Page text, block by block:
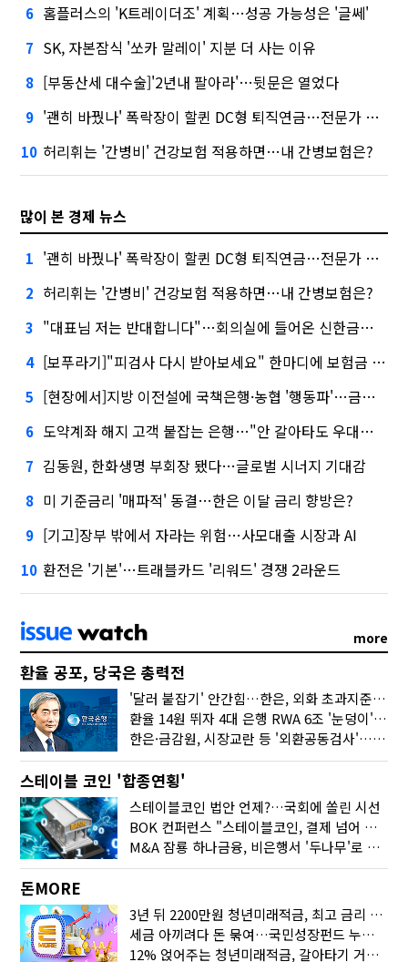
6 홈플러스의 'K트레이더조' 계획…성공 가능성은 '글쎄'
7 SK, 자본잠식 '쏘카 말레이' 지분 더 사는 이유
8 [부동산세 대수술]'2년내 팔아라'…뒷문은 열었다
9 '괜히 바꿨나' 폭락장이 할퀸 DC형 퇴직연금…전문가 조언은
10 허리휘는 '간병비' 건강보험 적용하면…내 간병보험은?
많이 본 경제 뉴스
1 '괜히 바꿨나' 폭락장이 할퀸 DC형 퇴직연금…전문가 조언은
2 허리휘는 '간병비' 건강보험 적용하면…내 간병보험은?
3 "대표님 저는 반대합니다"…회의실에 들어온 신한금융 AI
4 [보푸라기]"피검사 다시 받아보세요" 한마디에 보험금 못 받을 뻔?
5 [현장에서]지방 이전설에 국책은행·농협 '행동파'…금감원 '신중모드'
6 도약계좌 해지 고객 붙잡는 은행…"안 갈아타도 우대금리 드려요"
7 김동원, 한화생명 부회장 됐다…글로벌 시너지 기대감
8 미 기준금리 '매파적' 동결…한은 이달 금리 향방은?
9 [기고]장부 밖에서 자라는 위험…사모대출 시장과 AI
10 환전은 '기본'…트래블카드 '리워드' 경쟁 2라운드
more
환율 공포, 당국은 총력전
'달러 붙잡기' 안간힘…한은, 외화 초과지준에 이자 6개월 더
환율 14원 뛰자 4대 은행 RWA 6조 '눈덩이'…2배 뛴 2분기는?
한은·금감원, 시장교란 등 '외환공동검사'…환율 급등 전방위 대응
스테이블 코인 '합종연횡'
스테이블코인 법안 언제?…국회에 쏠린 시선
BOK 컨퍼런스 "스테이블코인, 결제 넘어 보험 대출 등 금융 연결 도구"
M&A 잠룡 하나금융, 비은행서 '두나무'로 눈돌린 이유는
돈MORE
3년 뒤 2200만원 청년미래적금, 최고 금리 받으려면?
세금 아끼려다 돈 묶여…국민성장펀드 누가 가입하면 좋을까
12% 얹어주는 청년미래적금, 갈아타기 거절 될수 있어요